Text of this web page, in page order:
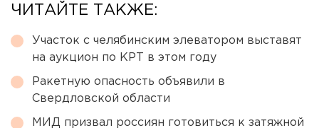
ЧИТАЙТЕ ТАКЖЕ:
Участок с челябинским элеватором выставят
на аукцион по КРТ в этом году
Ракетную опасность объявили в
Свердловской области
МИД призвал россиян готовиться к затяжной